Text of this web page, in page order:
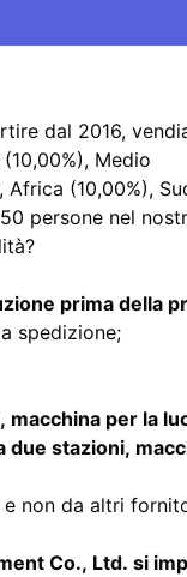
dal 2016,
Medio
Africa (10,00%),
persone nel
prima della
spedizione;
macchina per la
stazioni,
non da altri
Co., Ltd. si